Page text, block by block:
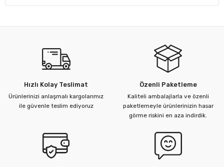
Hızlı Kolay Teslimat
Ürünlerinizi anlaşmalı kargolarımız
ile güvenle teslim ediyoruz
Özenli Paketleme
Kaliteli ambalajlarla ve özenli
paketlemeyle ürünlerinizin hasar
görme riskini en aza indirdik.